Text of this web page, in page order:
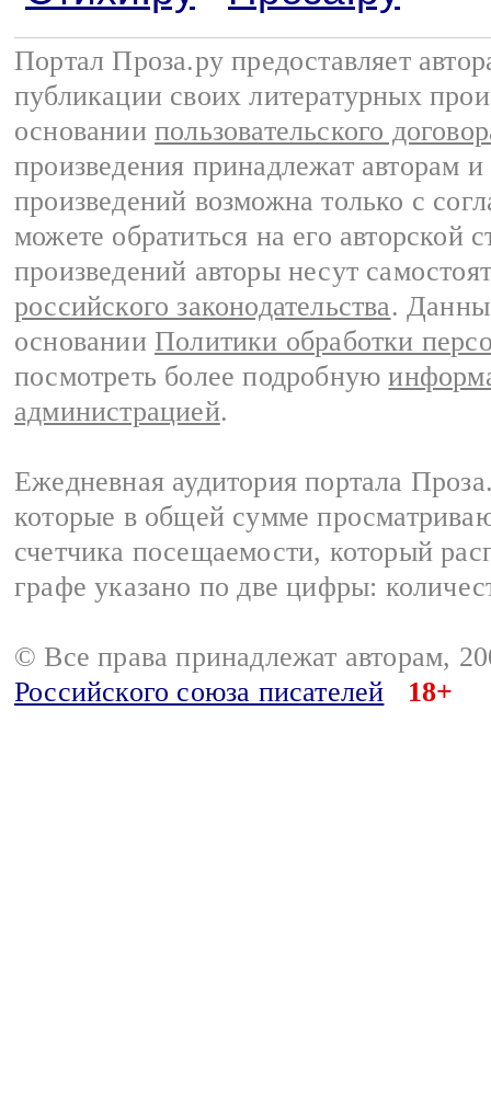
Портал Проза.ру предоставляет
публикации своих литературных
основании пользовательского
произведения принадлежат авторам
произведений возможна только с
можете обратиться на его авторской
произведений авторы несут
российского законодательства.
основании Политики обработки
посмотреть более подробную
администрацией.
Ежедневная аудитория портала
которые в общей сумме
счетчика посещаемости, который
графе указано по две цифры:
© Все права принадлежат авторам,
Российского союза писателей
18+